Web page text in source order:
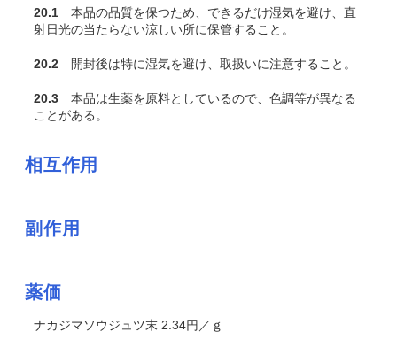
20.1 本品の品質を保つため、できるだけ湿気を避け、直
射日光の当たらない涼しい所に保管すること。
20.2 開封後は特に湿気を避け、取扱いに注意すること。
20.3 本品は生薬を原料としているので、色調等が異なる
ことがある。
相互作用
副作用
薬価
ナカジマソウジュツ末 2.34円／ｇ